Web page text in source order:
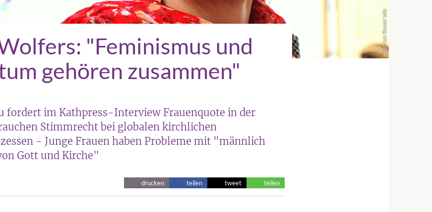
Heidrun Bauer sds
"Feminismus und
gehören zusammen"
fordert im Kathpress-Interview Frauenquote in der
Stimmrecht bei globalen kirchlichen
- Junge Frauen haben Probleme mit "männlich
Gott und Kirche"
drucken teilen tweet teilen